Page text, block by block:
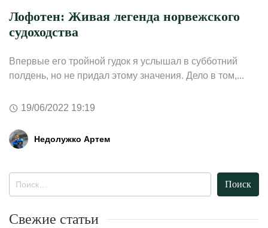
Лофотен: Живая легенда норвежского
судоходства
Впервые его тройной гудок я услышал в субботний
полдень, но не придал этому значения. Дело в том,...
19/06/2022 19:19
Недолужко Артем
Свежие статьи